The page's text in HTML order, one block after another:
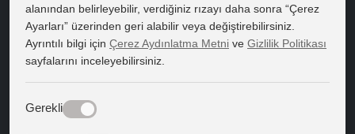
Bilgi Edinme
Bilgi Paketi
Kapadokya Eduroam
alanından belirleyebilir, verdiğiniz rızayı daha sonra “Çerez
Ayarları” üzerinden geri alabilir veya değiştirebilirsiniz.
Ayrıntılı bilgi için Çerez Aydınlatma Metni ve Gizlilik Politikası
sayfalarını inceleyebilirsiniz.
Gerekli